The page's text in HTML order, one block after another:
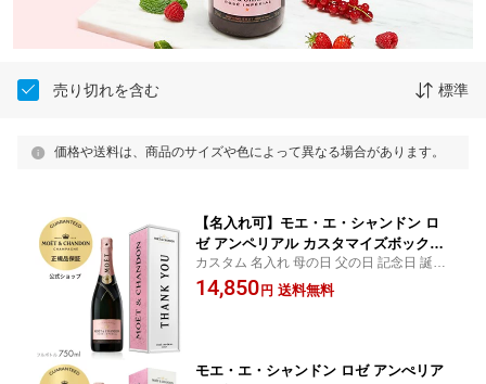
売り切れを含む 標準
価格や送料は、商品のサイズや色によって異なる場合があります。
【名入れ可】モエ・エ・シャンドン ロ
ゼ アンペリアル カスタマイズボックス
750ml シャンパン ブリュット ロゼ 辛口
【正規公式店】／ MOET&CHANDON R
カスタム 名入れ 母の日 父の日 記念日 誕生
日 プレゼント 内祝い 結婚 祝い 結婚祝い 出
産 お返し お祝い 結婚式 ギフト ごあいさつ
14,850 円 送料無料
モエ・エ・シャンドン ロゼ アンぺリア